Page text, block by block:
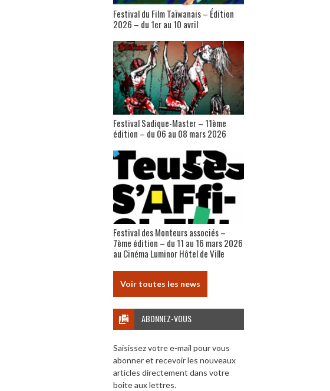
Festival du Film Taïwanais – Édition
2026 – du 1er au 10 avril
Festival Sadique-Master – 11ème
édition – du 06 au 08 mars 2026
Festival des Monteurs associés –
7ème édition – du 11 au 16 mars 2026
au Cinéma Luminor Hôtel de Ville
Voir toutes les news
ABONNEZ-VOUS
Saisissez votre e-mail pour vous
abonner et recevoir les nouveaux
articles directement dans votre
boite aux lettres.